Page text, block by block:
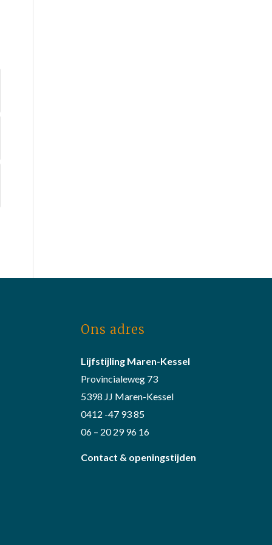
Ons adres
Lijfstijling Maren-Kessel
Provincialeweg 73
5398 JJ Maren-Kessel
0412 -47 93 85
06 – 20 29 96 16
Contact & openingstijden